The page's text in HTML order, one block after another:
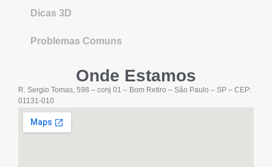
Dicas 3D
Problemas Comuns
Onde Estamos
R. Sergio Tomas, 598 – conj 01 – Bom Retiro – São Paulo – SP – CEP:
01131-010